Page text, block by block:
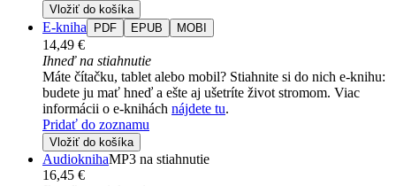
Vložiť do košíka
E-kniha PDF EPUB MOBI
14,49 €
Ihneď na stiahnutie
Máte čítačku, tablet alebo mobil? Stiahnite si do nich e-knihu:
budete ju mať hneď a ešte aj ušetríte život stromom. Viac
informácii o e-knihách nájdete tu.
Pridať do zoznamu
Vložiť do košíka
AudioknihaMP3 na stiahnutie
16,45 €